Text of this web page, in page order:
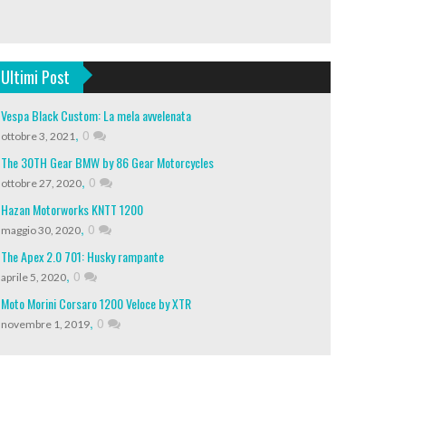
Ultimi Post
Vespa Black Custom: La mela avvelenata
ottobre 3, 2021, 0
The 30TH Gear BMW by 86 Gear Motorcycles
ottobre 27, 2020, 0
Hazan Motorworks KNTT 1200
maggio 30, 2020, 0
The Apex 2.0 701: Husky rampante
aprile 5, 2020, 0
Moto Morini Corsaro 1200 Veloce by XTR
novembre 1, 2019, 0